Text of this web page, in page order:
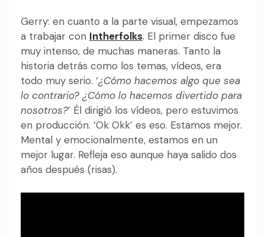
Gerry: en cuanto a la parte visual, empezamos
a trabajar con Intherfolks. El primer disco fue
muy intenso, de muchas maneras. Tanto la
historia detrás como los temas, vídeos, era
todo muy serio. ‘¿Cómo hacemos algo que sea
lo contrario? ¿Cómo lo hacemos divertido para
nosotros?’ Él dirigió los vídeos, pero estuvimos
en producción. ‘Ok Okk’ es eso. Estamos mejor.
Mental y emocionalmente, estamos en un
mejor lugar. Refleja eso aunque haya salido dos
años después (risas).